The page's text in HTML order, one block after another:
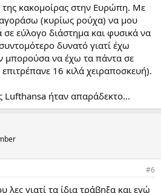
της κακομοίρας στην Ευρώπη. Με
αγοράσω (κυρίως ρούχα) να μου
εύλογο διάστημα και φυσικά να
δυνατό γιατί έχω
μπορούσα να έχω τα πάντα σε
16 κιλά χειραποσκευή).
Lufthansa ήταν απαράδεκτο...
#6
γιατί τα ίδια τράβηξα και εγώ